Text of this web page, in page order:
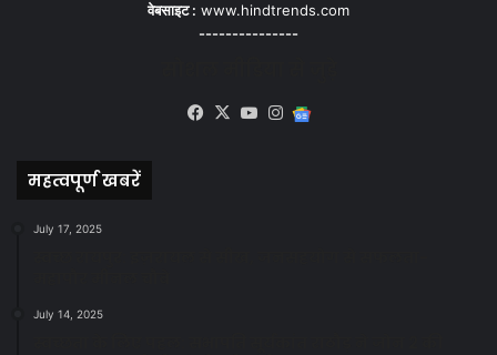
वेबसाइट : www.hindtrends.com
---------------
Facebook
X YouTubeInstagram
महत्वपूर्ण खबरें
July 17, 2025
July 14, 2025